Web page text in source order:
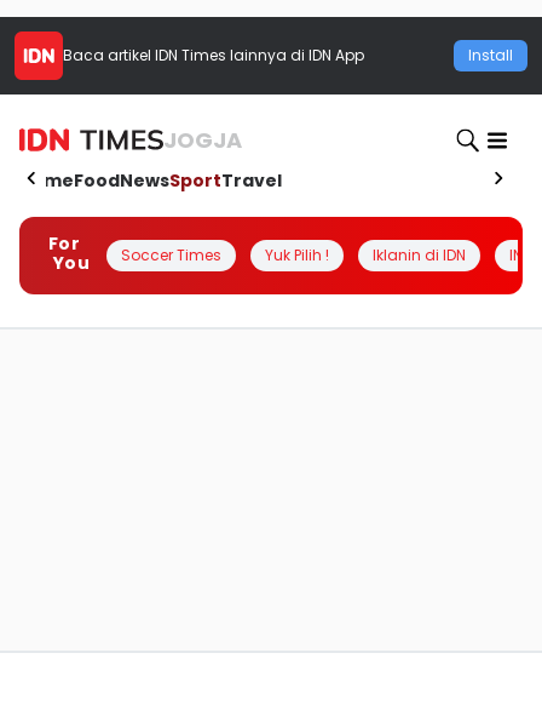
Baca artikel IDN Times lainnya di IDN App Install
JOGJA
HomeFoodNewsSportTravel
For
You
Soccer Times Yuk Pilih ! Iklanin di IDN